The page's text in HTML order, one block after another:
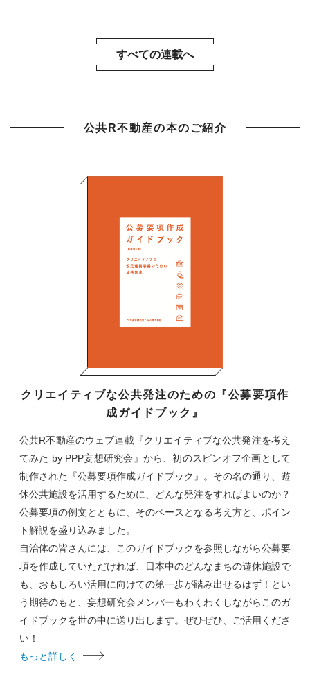
すべての連載へ
公共R不動産の本のご紹介
クリエイティブな公共発注のための『公募要項作
成ガイドブック』
公共R不動産のウェブ連載『クリエイティブな公共発注を考え
てみた by PPP妄想研究会』から、初のスピンオフ企画として
制作された『公募要項作成ガイドブック』。その名の通り、遊
休公共施設を活用するために、どんな発注をすればよいのか？
公募要項の例文とともに、そのベースとなる考え方と、ポイン
ト解説を盛り込みました。
自治体の皆さんには、このガイドブックを参照しながら公募要
項を作成していただければ、日本中のどんなまちの遊休施設で
も、おもしろい活用に向けての第一歩が踏み出せるはず！とい
う期待のもと、妄想研究会メンバーもわくわくしながらこのガ
イドブックを世の中に送り出します。ぜひぜひ、ご活用くださ
い！
もっと詳しく